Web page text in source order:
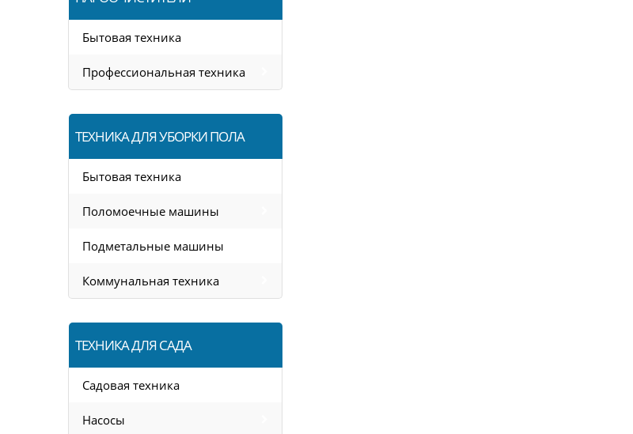
Бытовая техника
Профессиональная техника
ТЕХНИКА ДЛЯ УБОРКИ ПОЛА
Бытовая техника
Поломоечные машины
Подметальные машины
Коммунальная техника
ТЕХНИКА ДЛЯ САДА
Садовая техника
Насосы